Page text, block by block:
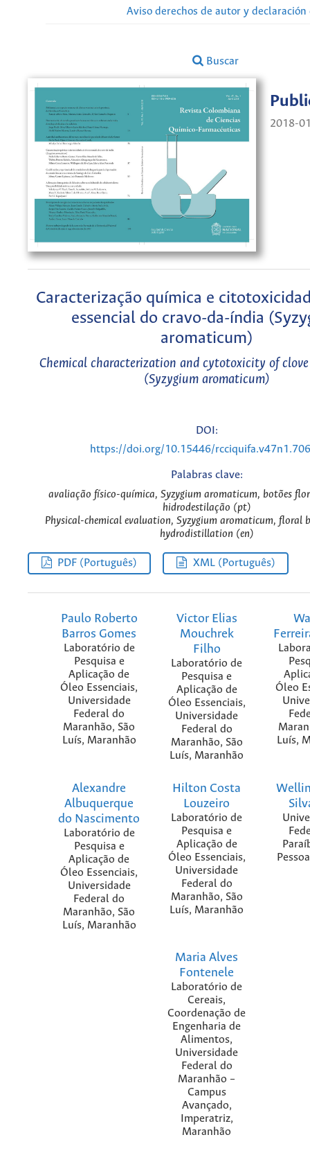
Aviso derechos de autor y
Buscar
2018-
Caracterização química e
essencial do cravo-da-índia
aromaticum)
Chemical characterization and cytotoxicity of
(Syzygium aromaticum)
DOI:
https://doi.org/10.15446/
Palabras clave:
avaliação físico-química, Syzygium aromaticum, botões
hidrodestilação (pt)
Physical-chemical evaluation, Syzygium aromaticum, floral
hydrodistillation (en)
PDF (Português) XML (Português)
Paulo Roberto
Barros Gomes
Laboratório de
Pesquisa e
Aplicação de
Óleo Essenciais,
Universidade
Federal do
Maranhão, São
Luís, Maranhão
Victor Elias
Mouchrek
Filho
Laboratório de
Pesquisa e
Aplicação de
Óleo Essenciais,
Universidade
Federal do
Maranhão, São
Luís, Maranhão
Óleo
Luís,
Alexandre
Albuquerque
do Nascimento
Laboratório de
Pesquisa e
Aplicação de
Óleo Essenciais,
Universidade
Federal do
Maranhão, São
Luís, Maranhão
Hilton Costa
Louzeiro
Laboratório de
Pesquisa e
Aplicação de
Óleo Essenciais,
Universidade
Federal do
Maranhão, São
Luís, Maranhão
Maria Alves
Fontenele
Laboratório de
Cereais,
Coordenação de
Engenharia de
Alimentos,
Universidade
Federal do
Maranhão –
Campus
Avançado,
Imperatriz,
Maranhão